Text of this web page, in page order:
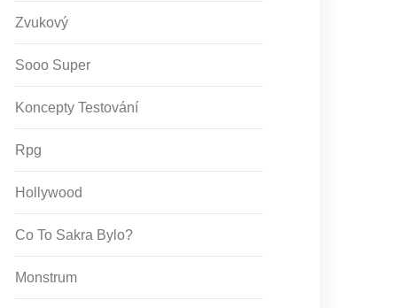
Zvukový
Sooo Super
Koncepty Testování
Rpg
Hollywood
Co To Sakra Bylo?
Monstrum